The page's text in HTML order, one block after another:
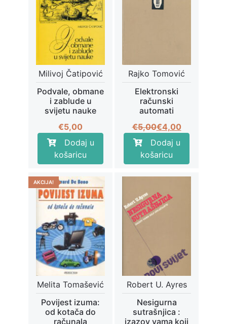
Milivoj Čatipović
Podvale, obmane
i zablude u
svijetu nauke
€5,00
Dodaj u
košaricu
Rajko Tomović
Elektronski
računski
automati
€5,00Izvorna
cijena
bila
je:
€5,00.
€4,00
Trenutna
cijena
je:
€4,00.
Dodaj u
košaricu
AKCIJA!
Melita Tomašević
Povijest izuma:
od kotača do
računala
Robert U. Ayres
Nesigurna
sutrašnjica :
izazov vama koji